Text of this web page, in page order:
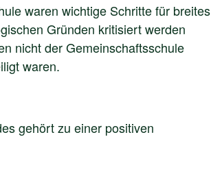
waren wichtige Schritte für breites
Gründen kritisiert werden
nicht der Gemeinschaftsschule
waren.
gehört zu einer positiven